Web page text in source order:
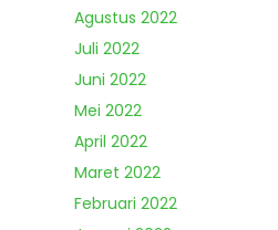
Agustus 2022
Juli 2022
Juni 2022
Mei 2022
April 2022
Maret 2022
Februari 2022